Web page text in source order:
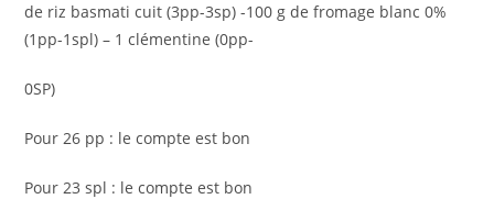
de riz basmati cuit (3pp-3sp) -100 g de fromage blanc 0%
(1pp-1spl) – 1 clémentine (0pp-
0SP)
Pour 26 pp : le compte est bon
Pour 23 spl : le compte est bon